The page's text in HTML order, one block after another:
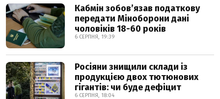
Кабмін зобовʼязав податкову
передати Міноборони дані
чоловіків 18-60 років
6 СЕРПНЯ, 19:39
Росіяни знищили склади із
продукцією двох тютюнових
гігантів: чи буде дефіцит
6 СЕРПНЯ, 18:04